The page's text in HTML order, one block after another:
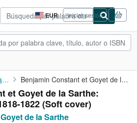
EUR
Preferencias
de
compra
del
Iniciar sesión
Benjamin Constant, Goyet de la Sarthe Benjamin Constant et Goyet de la Sarthe: Correspondance 1818-1822
et Goyet de la Sarthe:
1822 (Soft cover)
de la Sarthe